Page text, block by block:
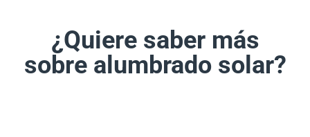
¿Quiere saber más
sobre alumbrado solar?